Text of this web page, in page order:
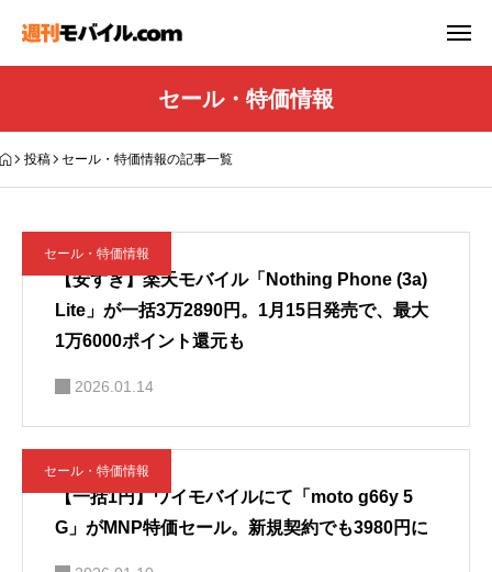
セール・特価情報
投稿 セール・特価情報の記事一覧
セール・特価情報
【安すぎ】楽天モバイル「Nothing Phone (3a)
Lite」が一括3万2890円。1月15日発売で、最大
1万6000ポイント還元も
2026.01.14
セール・特価情報
【一括1円】ワイモバイルにて「moto g66y 5
G」がMNP特価セール。新規契約でも3980円に